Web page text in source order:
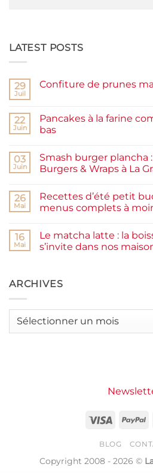
LATEST POSTS
29
Juil
Confiture de prunes
Confiture
de
prunes
et
rapide
22
Juin
Pancakes à la farine
bas
sur
Pancakes
à
complète,
moelleux
et
03
Juin
Smash burger plancha
Burgers & Wraps à La
sur
Smash
burger
testé
Packman
Burgers &
Grande
Motte
26
Mai
Recettes d’été petit
menus complets à
sur
Recettes
d’été
j’ai
créé
à
16
Mai
Le matcha latte : la
s’invite dans nos
Le
matcha
boisson
ARCHIVES
Archives
Visa
BLOG
Copyright 2008 - 2026 ©